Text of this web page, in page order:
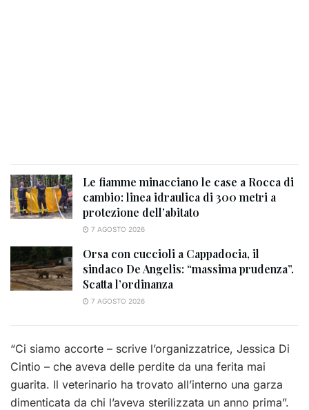
Le fiamme minacciano le case a Rocca di
cambio: linea idraulica di 300 metri a
protezione dell’abitato
7 AGOSTO 2026
Orsa con cuccioli a Cappadocia, il
sindaco De Angelis: “massima prudenza”.
Scatta l’ordinanza
7 AGOSTO 2026
“Ci siamo accorte – scrive l’organizzatrice, Jessica Di
Cintio – che aveva delle perdite da una ferita mai
guarita. Il veterinario ha trovato all’interno una garza
dimenticata da chi l’aveva sterilizzata un anno prima”.